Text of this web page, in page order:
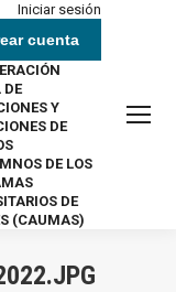
Iniciar sesión
cuenta
DE
Y
DE
DE LOS
DE
(CAUMAS)